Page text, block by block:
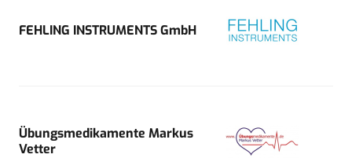
FEHLING INSTRUMENTS GmbH
Übungsmedikamente Markus
Vetter